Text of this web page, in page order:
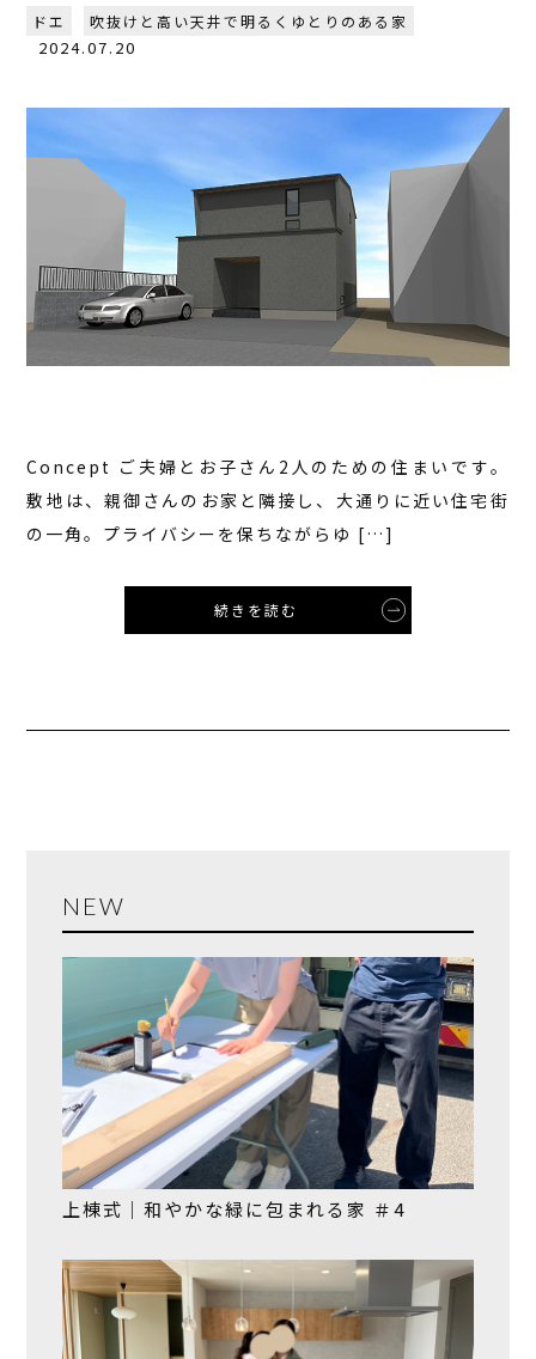
ドエ 吹抜けと高い天井で明るくゆとりのある家
2024.07.20
Concept ご夫婦とお子さん2人のための住まいです。
敷地は、親御さんのお家と隣接し、大通りに近い住宅街
の一角。プライバシーを保ちながらゆ […]
続きを読む
NEW
上棟式｜和やかな緑に包まれる家 ＃4